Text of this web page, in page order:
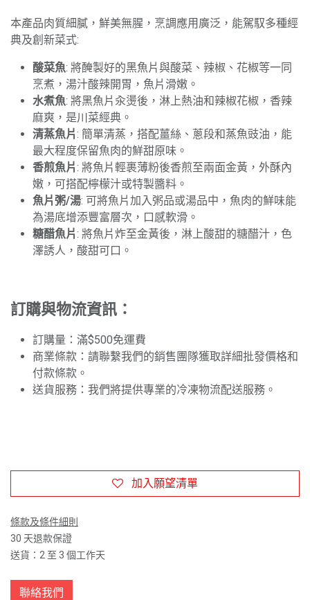
本產品肉質細膩，鮮美無腥，烹調應用廣泛，能駕馭多種經
典及創新菜式:
酸菜魚: 將醃製好的黑魚片與酸菜、辣椒、花椒等一同
烹煮，湯汁酸辣開胃，魚片滑嫩。
水煮魚: 將黑魚片汆燙後，淋上熱油和辣椒花椒，香辣
麻爽，是川菜經典。
清蒸魚片: 簡單清蒸，搭配薑絲、蔥段和蒸魚豉油，能
最大程度保留魚肉的鮮甜原味。
香煎魚片: 將魚片輕裹薄粉後香煎至兩面金黃，外酥內
嫩，可搭配檸檬汁或特製醬料。
魚片粥/湯: 可將魚片加入粥品或湯品中，魚肉的鮮味能
為湯底增添豐富層次，口感軟滑。
糖醋魚片: 將魚片炸至金黃後，淋上酸甜的糖醋汁，色
澤誘人，酸甜可口。
訂購與物流資訊：
訂購量：滿$500免運費
商業條款：請聯繫我們的銷售團隊獲取詳細批發價格和
付款條款。
送貨服務：我們將提供專業的冷凍物流配送服務。
加入願望清單
條款及條件細則
30 天退款保證
送貨：2 至 3 個工作天
聯絡我們